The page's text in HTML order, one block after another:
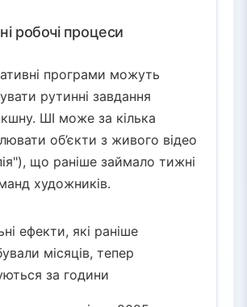
робочі процеси
програми можуть
рутинні завдання
ШІ може за кілька
об’єкти з живого відео
що раніше займало тижні
художників.
ефекти, які раніше
місяців, тепер
за години